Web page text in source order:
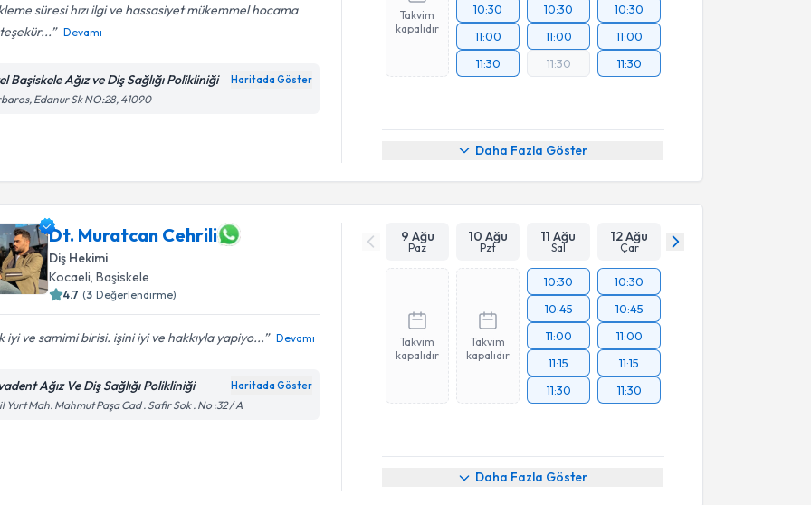
süresi hızı ilgi ve hassasiyet mükemmel hocama
Devamı
Başiskele Ağız ve Diş Sağlığı Polikliniği Haritada Göster
Edanur Sk NO:28, 41090
Takvim
kapalıdır
10:30
11:00
11:30
10:30
11:00
11:30
10:30
11:00
11:30
Daha Fazla Göster
Dt. Muratcan Cehrili
Diş Hekimi
Kocaeli, Başiskele
4.7 (3 Değerlendirme)
iyi ve samimi birisi. işini iyi ve hakkıyla yapiyo... Devamı
Ağız Ve Diş Sağlığı Polikliniği Haritada Göster
Yurt Mah. Mahmut Paşa Cad . Safir Sok . No :32 / A
9 Ağu
Paz
10 Ağu
Pzt
11 Ağu
Sal
12 Ağu
Çar
Takvim
kapalıdır
Takvim
kapalıdır
10:30
10:45
11:00
11:15
11:30
10:30
10:45
11:00
11:15
11:30
Daha Fazla Göster
Randevu Takvimi Talebi